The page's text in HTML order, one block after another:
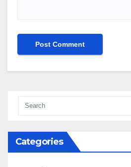
Categories